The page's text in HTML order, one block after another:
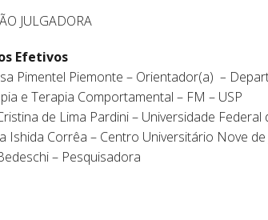
JULGADORA
Efetivos
Pimentel Piemonte – Orientador(a) –
e Terapia Comportamental – FM – USP
de Lima Pardini – Universidade Federal
Ishida Corrêa – Centro Universitário Nove de
– Pesquisadora